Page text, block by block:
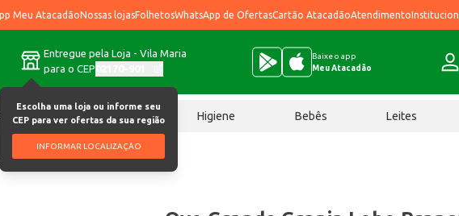
Meu AtacadãoNossas lojasFolhetosWhatsApp de OfertasCartão AtacadãoAtendimento
Entregue pela Loja - Vila Maria
para o CEP
Escolha uma loja ou informe seu
CEP para ver ofertas da sua região
INFORMAR LOCALIZAÇÃO
Baixe o app
Meu Atacadão
Chocolates Higiene Bebês Leites
60 un